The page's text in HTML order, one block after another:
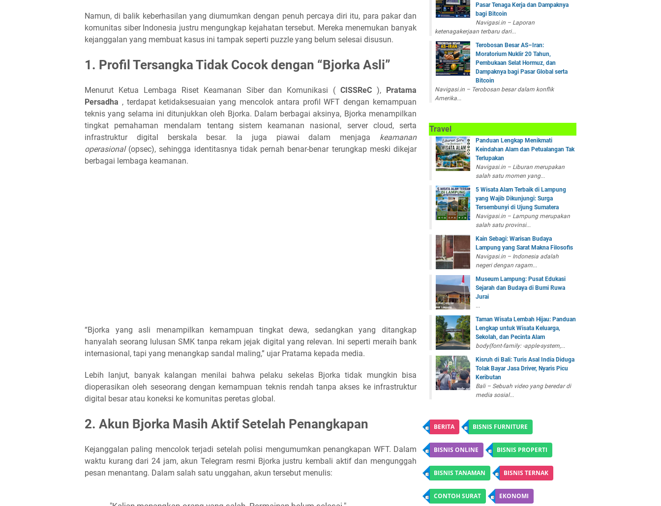
Namun, di balik keberhasilan yang diumumkan dengan penuh percaya diri itu, para pakar dan
komunitas siber Indonesia justru mengungkap kejahatan tersebut. Mereka menemukan banyak
kejanggalan yang membuat kasus ini tampak seperti puzzle yang belum selesai disusun.
1. Profil Tersangka Tidak Cocok dengan “Bjorka Asli”
Menurut Ketua Lembaga Riset Keamanan Siber dan Komunikasi (CISSReC ), Pratama
Persadha , terdapat ketidaksesuaian yang mencolok antara profil WFT dengan kemampuan
teknis yang selama ini ditunjukkan oleh Bjorka. Dalam berbagai aksinya, Bjorka menampilkan
tingkat pemahaman mendalam tentang sistem keamanan nasional, server cloud, serta
infrastruktur digital berskala besar. Ia juga piawai dalam menjaga keamanan
operasional(opsec), sehingga identitasnya tidak pernah benar-benar terungkap meski dikejar
berbagai lembaga keamanan.
“Bjorka yang asli menampilkan kemampuan tingkat dewa, sedangkan yang ditangkap
hanyalah seorang lulusan SMK tanpa rekam jejak digital yang relevan. Ini seperti meraih bank
internasional, tapi yang menangkap sandal maling,” ujar Pratama kepada media.
Lebih lanjut, banyak kalangan menilai bahwa pelaku sekelas Bjorka tidak mungkin bisa
dioperasikan oleh seseorang dengan kemampuan teknis rendah tanpa akses ke infrastruktur
digital besar atau koneksi ke komunitas peretas global.
2. Akun Bjorka Masih Aktif Setelah Penangkapan
Kejanggalan paling mencolok terjadi setelah polisi mengumumkan penangkapan WFT. Dalam
waktu kurang dari 24 jam, akun Telegram resmi Bjorka justru kembali aktif dan mengunggah
pesan menantang. Dalam salah satu unggahan, akun tersebut menulis:
Pasar Tenaga Kerja dan Dampaknya
bagi Bitcoin
Navigasi.in – Laporan
ketenagakerjaan terbaru dari...
Terobosan Besar AS–Iran:
Moratorium Nuklir 20 Tahun,
Pembukaan Selat Hormuz, dan
Dampaknya bagi Pasar Global serta
Bitcoin
Navigasi.in – Terobosan besar dalam konflik
Amerika...
Travel
Panduan Lengkap Menikmati
Keindahan Alam dan Petualangan Tak
Terlupakan
Navigasi.in – Liburan merupakan
salah satu momen yang...
5 Wisata Alam Terbaik di Lampung
yang Wajib Dikunjungi: Surga
Tersembunyi di Ujung Sumatera
Navigasi.in – Lampung merupakan
salah satu provinsi...
Kain Sebagi: Warisan Budaya
Lampung yang Sarat Makna Filosofis
Navigasi.in – Indonesia adalah
negeri dengan ragam...
Museum Lampung: Pusat Edukasi
Sejarah dan Budaya di Bumi Ruwa
Jurai
...
Taman Wisata Lembah Hijau: Panduan
Lengkap untuk Wisata Keluarga,
Sekolah, dan Pecinta Alam
body{font-family: -apple-system,...
Kisruh di Bali: Turis Asal India Diduga
Tolak Bayar Jasa Driver, Nyaris Picu
Keributan
Bali – Sebuah video yang beredar di
media sosial...
BERITA BISNIS FURNITURE
BISNIS ONLINE BISNIS PROPERTI
BISNIS TANAMAN BISNIS TERNAK
CONTOH SURAT EKONOMI